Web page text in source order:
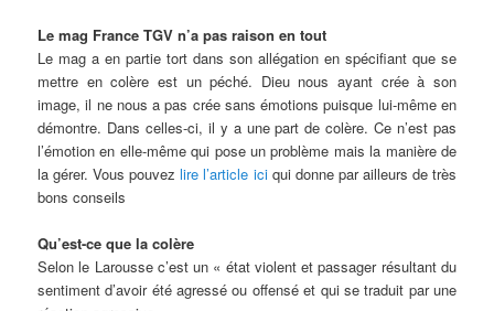
Le mag France TGV n’a pas raison en tout
Le mag a en partie tort dans son allégation en spécifiant que se
mettre en colère est un péché. Dieu nous ayant crée à son
image, il ne nous a pas crée sans émotions puisque lui-même en
démontre. Dans celles-ci, il y a une part de colère. Ce n’est pas
l’émotion en elle-même qui pose un problème mais la manière de
la gérer. Vous pouvezlire l’article ici qui donne par ailleurs de très
bons conseils
Qu’est-ce que la colère
Selon le Larousse c’est un « état violent et passager résultant du
sentiment d’avoir été agressé ou offensé et qui se traduit par une